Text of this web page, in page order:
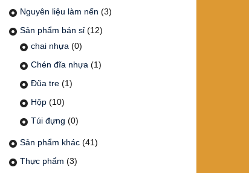
Nguyên liệu làm nến (3)
Sản phẩm bán sỉ (12)
chai nhựa (0)
Chén đĩa nhựa (1)
Đũa tre (1)
Hộp (10)
Túi đựng (0)
Sản phẩm khác (41)
Thực phẩm (3)